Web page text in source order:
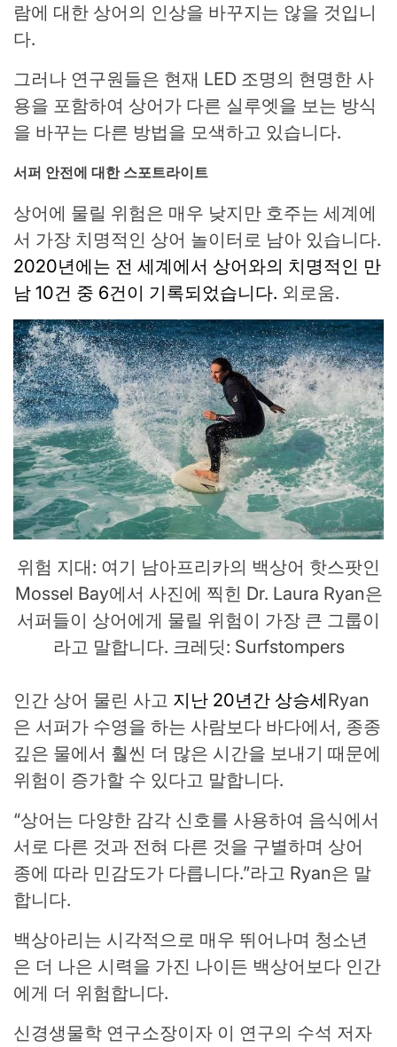
람에 대한 상어의 인상을 바꾸지는 않을 것입니
다.
그러나 연구원들은 현재 LED 조명의 현명한 사
용을 포함하여 상어가 다른 실루엣을 보는 방식
을 바꾸는 다른 방법을 모색하고 있습니다.
서퍼 안전에 대한 스포트라이트
상어에 물릴 위험은 매우 낮지만 호주는 세계에
서 가장 치명적인 상어 놀이터로 남아 있습니다.
2020년에는 전 세계에서 상어와의 치명적인 만
남 10건 중 6건이 기록되었습니다. 외로움.
위험 지대: 여기 남아프리카의 백상어 핫스팟인
Mossel Bay에서 사진에 찍힌 Dr. Laura Ryan은
서퍼들이 상어에게 물릴 위험이 가장 큰 그룹이
라고 말합니다. 크레딧: Surfstompers
인간 상어 물린 사고 지난 20년간 상승세Ryan
은 서퍼가 수영을 하는 사람보다 바다에서, 종종
깊은 물에서 훨씬 더 많은 시간을 보내기 때문에
위험이 증가할 수 있다고 말합니다.
“상어는 다양한 감각 신호를 사용하여 음식에서
서로 다른 것과 전혀 다른 것을 구별하며 상어
종에 따라 민감도가 다릅니다.”라고 Ryan은 말
합니다.
백상아리는 시각적으로 매우 뛰어나며 청소년
은 더 나은 시력을 가진 나이든 백상어보다 인간
에게 더 위험합니다.
신경생물학 연구소장이자 이 연구의 수석 저자